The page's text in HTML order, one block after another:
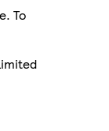
To